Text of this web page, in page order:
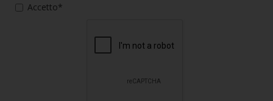
Accetto*